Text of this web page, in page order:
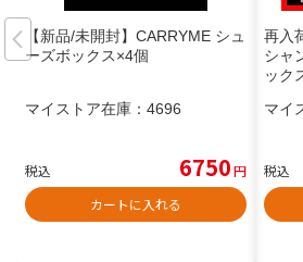
【新品/未開封】CARRYME シュ
ーズボックス×4個
マイストア在庫： 4696
税込 6750円
カートに入れる
再入
シャ
ック
マイ
税込